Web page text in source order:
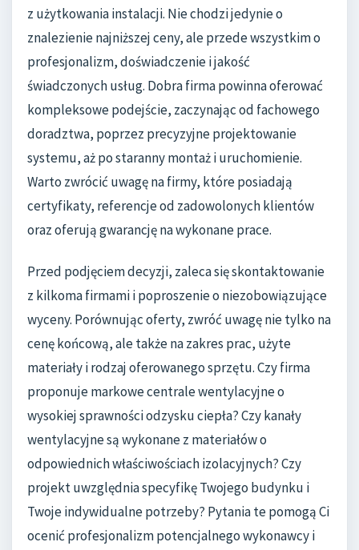
z użytkowania instalacji. Nie chodzi jedynie o
znalezienie najniższej ceny, ale przede wszystkim o
profesjonalizm, doświadczenie i jakość
świadczonych usług. Dobra firma powinna oferować
kompleksowe podejście, zaczynając od fachowego
doradztwa, poprzez precyzyjne projektowanie
systemu, aż po staranny montaż i uruchomienie.
Warto zwrócić uwagę na firmy, które posiadają
certyfikaty, referencje od zadowolonych klientów
oraz oferują gwarancję na wykonane prace.
Przed podjęciem decyzji, zaleca się skontaktowanie
z kilkoma firmami i poproszenie o niezobowiązujące
wyceny. Porównując oferty, zwróć uwagę nie tylko na
cenę końcową, ale także na zakres prac, użyte
materiały i rodzaj oferowanego sprzętu. Czy firma
proponuje markowe centrale wentylacyjne o
wysokiej sprawności odzysku ciepła? Czy kanały
wentylacyjne są wykonane z materiałów o
odpowiednich właściwościach izolacyjnych? Czy
projekt uwzględnia specyfikę Twojego budynku i
Twoje indywidualne potrzeby? Pytania te pomogą Ci
ocenić profesjonalizm potencjalnego wykonawcy i